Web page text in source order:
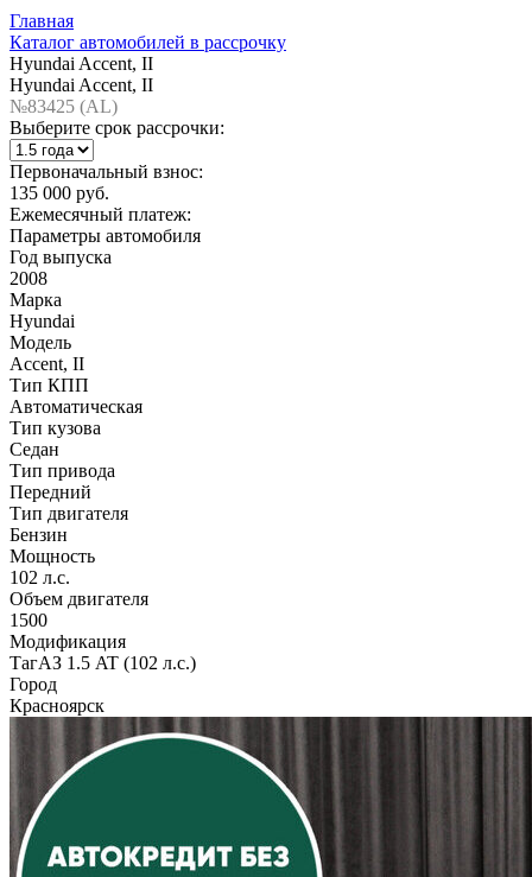
Главная
Каталог автомобилей в рассрочку
Hyundai Accent, II
Hyundai Accent, II
№83425 (AL)
Выберите срок рассрочки:
Первоначальный взнос:
135 000 руб.
Ежемесячный платеж:
Параметры автомобиля
Год выпуска
2008
Марка
Hyundai
Модель
Accent, II
Тип КПП
Автоматическая
Тип кузова
Седан
Тип привода
Передний
Тип двигателя
Бензин
Мощность
102 л.с.
Объем двигателя
1500
Модификация
ТагАЗ 1.5 AT (102 л.с.)
Город
Красноярск